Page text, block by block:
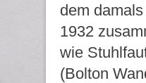
dem
1932
wie
(Bolton